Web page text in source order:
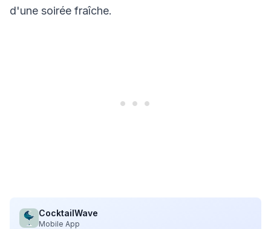
d'une soirée fraîche.
CocktailWave
Mobile App